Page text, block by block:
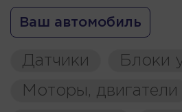
Ваш автомобиль
Датчики
Блоки
Моторы, двигатели